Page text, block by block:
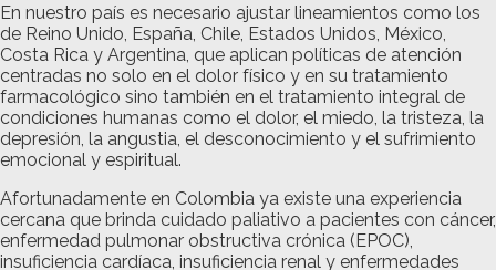
En nuestro país es necesario ajustar lineamientos como los
de Reino Unido, España, Chile, Estados Unidos, México,
Costa Rica y Argentina, que aplican políticas de atención
centradas no solo en el dolor físico y en su tratamiento
farmacológico sino también en el tratamiento integral de
condiciones humanas como el dolor, el miedo, la tristeza, la
depresión, la angustia, el desconocimiento y el sufrimiento
emocional y espiritual.
Afortunadamente en Colombia ya existe una experiencia
cercana que brinda cuidado paliativo a pacientes con cáncer,
enfermedad pulmonar obstructiva crónica (EPOC),
insuficiencia cardíaca, insuficiencia renal y enfermedades